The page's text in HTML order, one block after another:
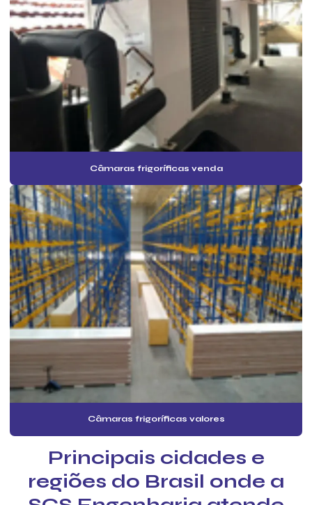
Custo laudo pmoc
Custo pmoc mensal
Empresa de ar condicionado pmoc
Empresa de elaboração pmoc ar condicionado
Empresa especialista em pmoc
Empresa especializada em pmoc
Empresa de laudo pmoc
Empresa de pmoc
Empresa de pmoc em são paulo
Empresa de pmoc sp
Empresa que faz laudo pmoc
Empresa que faz pmoc
Empresa de serviço mensal pmoc
Empresa de serviço mensal pmoc sp
Empresa de serviços pmoc
Empresa de tecnico de pmoc
Especialista em pmoc
Inspeção pmoc de ar condicionado
Câmaras frigoríficas venda
Câmaras frigoríficas valores
Principais cidades e
regiões do Brasil onde a